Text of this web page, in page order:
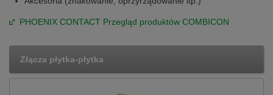
Přepněte na německou verzi Zůstaňte v této verzi
angezeigte bevorzugt. Diese Webseite ist auch auf Deutsch verfügbar.
Zur deutschen Version wechseln Auf dieser Version bleiben
PHOENIX CONTACT Przegląd produktów COMBICON
Złącza płytka-płytka